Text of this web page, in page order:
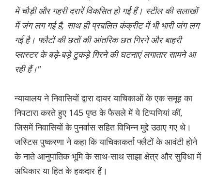
में चौड़ी और गहरी दरारें विकसित हो गई हैं। स्टील की सलाखों
में जंग लग गई है, साथ ही प्रबलित कंक्रीट में भी भारी जंग लग
गई है। फ्लैटों की छतों की आंतरिक छत गिरने और बाहरी
प्लास्टर के बड़े-बड़े टुकड़े गिरने की घटनाएं लगातार सामने आ
रही हैं।"
न्यायालय ने निवासियों द्वारा दायर याचिकाओं के एक समूह का
निपटारा करते हुए 145 पृष्ठ के फैसले में ये टिप्पणियां कीं,
जिसमें निवासियों के पुनर्वास सहित विभिन्न मुद्दे उठाए गए थे।
जस्टिस पुष्करणा ने कहा कि याचिकाकर्ता फ्लैटों के आवंटी होने
के नाते आनुपातिक भूमि के साथ-साथ साझा क्षेत्र और सुविधा में
अधिकार या हित के हकदार हैं।